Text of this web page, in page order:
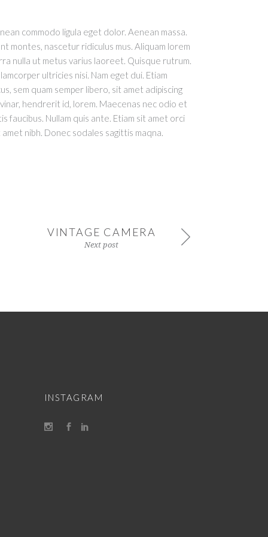
commodo ligula eget dolor. Aenean massa.
montes, nascetur ridiculus mus. Aliquam lorem
nulla ut metus varius laoreet. Quisque rutrum.
ultricies nisi. Nam eget dui. Etiam
sem quam semper libero, sit amet adipiscing
hendrerit id, lorem. Maecenas nec odio et
Nullam quis ante. Etiam sit amet orci
nibh. Donec sodales sagittis maqna.
VINTAGE CAMERA
Next post
INSTAGRAM